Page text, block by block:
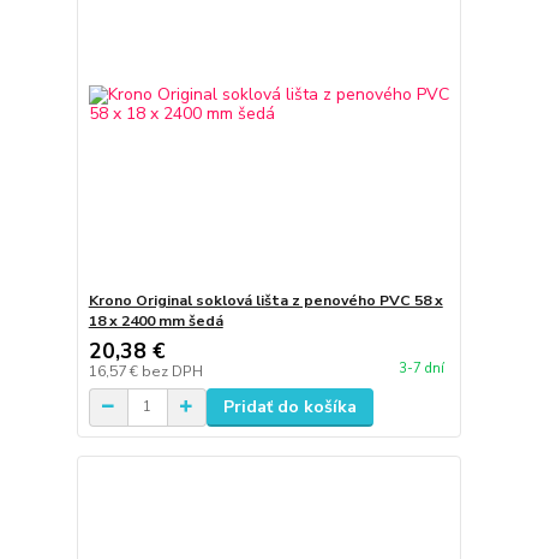
Krono Original soklová lišta z penového PVC 58 x
18 x 2400 mm šedá
20,38 €
16,57 € bez DPH 3-7 dní
Pridať do košíka